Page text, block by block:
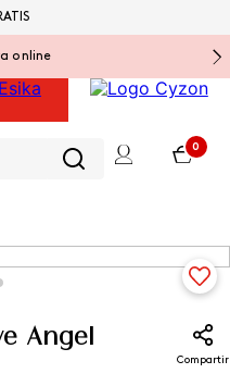
online
0
Angel
Compartir